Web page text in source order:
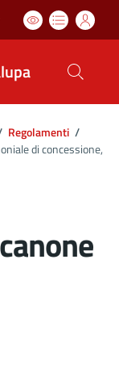
attiva:
Regolamenti /
di concessione,